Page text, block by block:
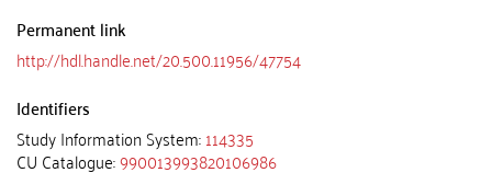
Permanent link
http://hdl.handle.net/20.500.11956/47754
Identifiers
Study Information System:114335
CU Catalogue:990013993820106986